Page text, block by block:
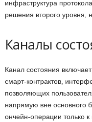
инфраструктура
решения второго уровня,
Каналы
Канал состояния
смарт-контрактов,
позволяющих
напрямую вне основного
ончейн-операции только